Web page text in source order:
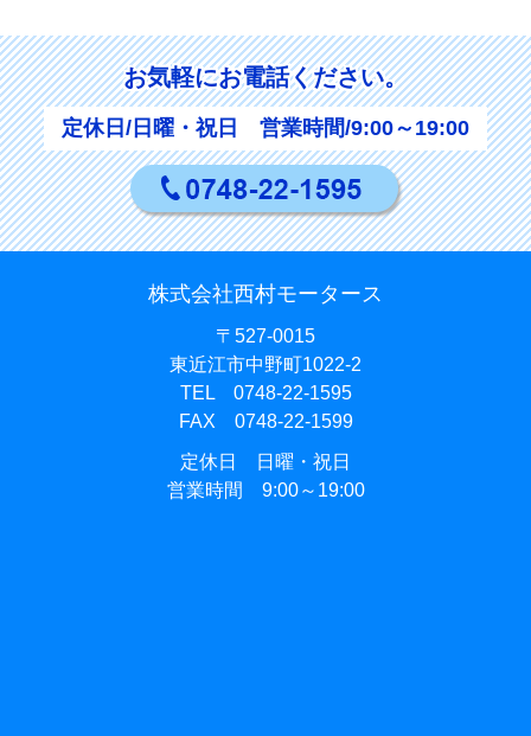
カ
イ
ブ
お気軽にお電話ください。
定休日/日曜・祝日 営業時間/9:00～19:00
株式会社西村モータース
〒527-0015
東近江市中野町1022-2
TEL 0748-22-1595
FAX 0748-22-1599
定休日 日曜・祝日
営業時間 9:00～19:00